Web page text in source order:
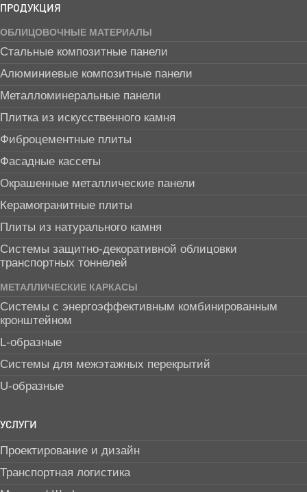
ПРОДУКЦИЯ
ОБЛИЦОВОЧНЫЕ МАТЕРИАЛЫ
Стальные композитные панели
Алюминиевые композитные панели
Металломинеральные панели
Плитка из искусственного камня
Фиброцементные плиты
Фасадные кассеты
Окрашенные металлические панели
Керамогранитные плиты
Плиты из натурального камня
Системы защитно-декоративной облицовки
транспортных тоннелей
МЕТАЛЛИЧЕСКИЕ КАРКАСЫ
Системы с энергоэффективным комбинированным
кронштейном
L-образные
Системы для межэтажных перекрытий
U-образные
УСЛУГИ
Проектирование и дизайн
Транспортная логистика